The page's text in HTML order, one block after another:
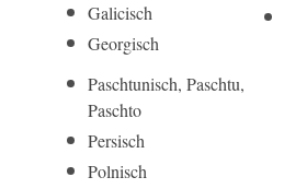
Galicisch
Georgisch
Paschtunisch, Paschtu,
Paschto
Persisch
Polnisch